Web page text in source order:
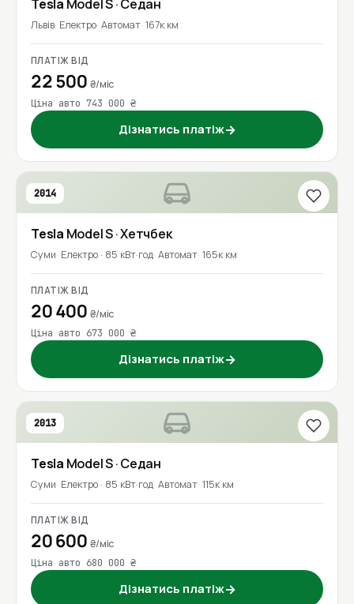
Tesla Model S· Седан
Львів Електро Автомат 167к км
ПЛАТІЖ ВІД
22 500 ₴/міс
Ціна авто 743 000 ₴
Дізнатись платіж→
2014
Tesla Model S· Хетчбек
Суми Електро · 85 кВт·год Автомат 165к км
ПЛАТІЖ ВІД
20 400 ₴/міс
Ціна авто 673 000 ₴
Дізнатись платіж→
2013
Tesla Model S· Седан
Суми Електро · 85 кВт·год Автомат 115к км
ПЛАТІЖ ВІД
20 600 ₴/міс
Ціна авто 680 000 ₴
Дізнатись платіж→